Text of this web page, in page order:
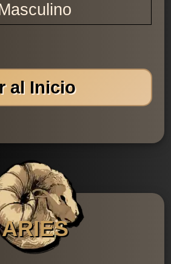
al Inicio
ARIES